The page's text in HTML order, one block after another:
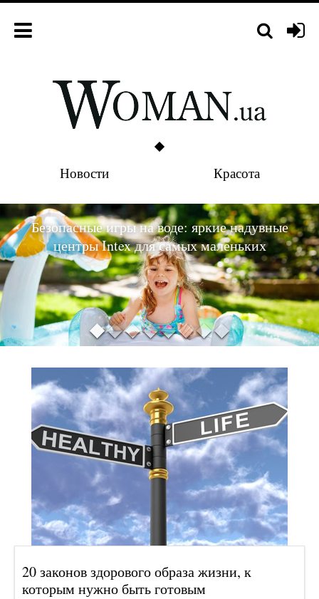
Новости Красота
Безопасные игры на воде: яркие надувные
центры Intex для самых маленьких
20 законов здорового образа жизни, к
которым нужно быть готовым